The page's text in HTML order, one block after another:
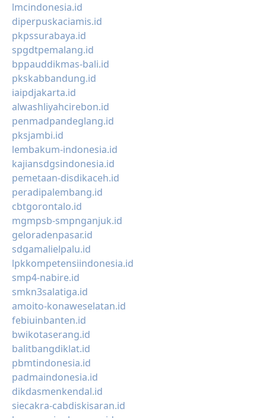
lmcindonesia.id
diperpuskaciamis.id
pkpssurabaya.id
spgdtpemalang.id
bppauddikmas-bali.id
pkskabbandung.id
iaipdjakarta.id
alwashliyahcirebon.id
penmadpandeglang.id
pksjambi.id
lembakum-indonesia.id
kajiansdgsindonesia.id
pemetaan-disdikaceh.id
peradipalembang.id
cbtgorontalo.id
mgmpsb-smpnganjuk.id
geloradenpasar.id
sdgamalielpalu.id
lpkkompetensiindonesia.id
smp4-nabire.id
smkn3salatiga.id
amoito-konaweselatan.id
febiuinbanten.id
bwikotaserang.id
balitbangdiklat.id
pbmtindonesia.id
padmaindonesia.id
dikdasmenkendal.id
siecakra-cabdiskisaran.id